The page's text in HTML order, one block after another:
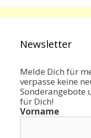
Newsletter
Melde Dich für
verpasse keine
Sonderangebote
für Dich!
Vorname